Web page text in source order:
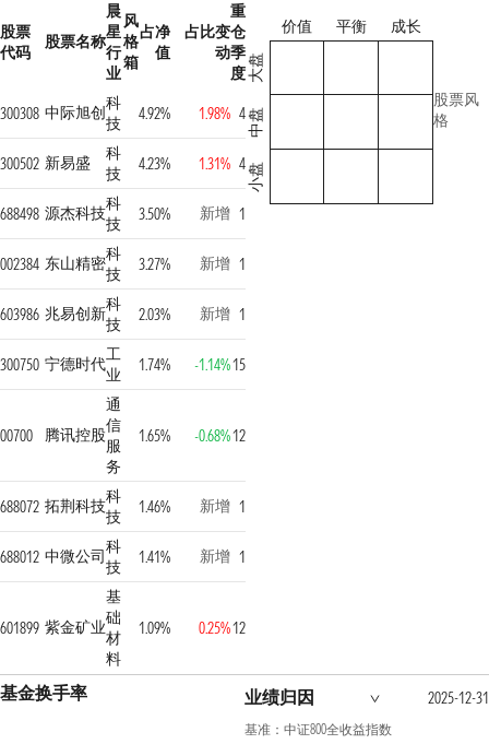
股票
代码
股票名称
晨
星
行
业
风
格
箱
占净
值
占比变
动
重
仓
季
度
300308 中际旭创科
技
4.92% 1.98% 4
300502 新易盛
科
技
4.23% 1.31% 4
688498 源杰科技科
技
3.50% 新增 1
002384 东山精密科
技
3.27% 新增 1
603986 兆易创新科
技
2.03% 新增 1
300750 宁德时代工
业
1.74% -1.14%15
00700 腾讯控股
通
信
服
务
1.65% -0.68%12
688072 拓荆科技科
技
1.46% 新增 1
688012 中微公司科
技
1.41% 新增 1
601899 紫金矿业
基
础
材
料
1.09% 0.25%12
价值 平衡 成长
大盘
中盘
小盘
股票风
格
基金换手率 业绩归因 2025-12-31
基准：中证800全收益指数